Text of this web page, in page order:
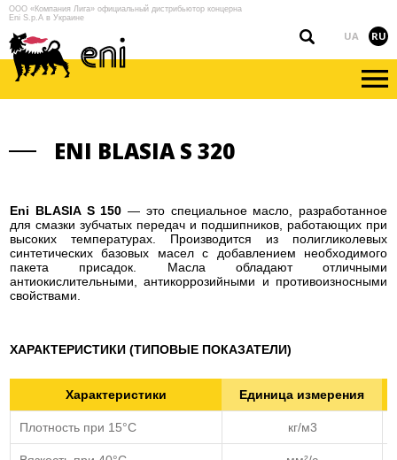
ООО «Компания Лига» официальный дистрибьютор концерна
Eni S.p.A в Украине
UA RU
ENI BLASIA S 320
Eni BLASIA S 150 — это специальное масло, разработанное
для смазки зубчатых передач и подшипников, работающих при
высоких температурах. Производится из полигликолевых
синтетических базовых масел с добавлением необходимого
пакета присадок. Масла обладают отличными
антиокислительными, антикоррозийными и противоизносными
свойствами.
ХАРАКТЕРИСТИКИ (ТИПОВЫЕ ПОКАЗАТЕЛИ)
Характеристики Единица измерения
Плотность при 15°С кг/м3